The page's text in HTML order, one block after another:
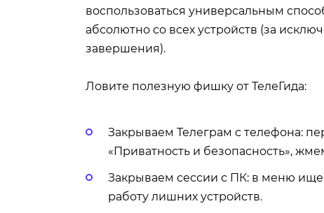
воспользоваться универсальным
абсолютно со всех устройств (за
завершения).
Ловите полезную фишку от ТелеГида:
Закрываем Телеграм с телефона:
«Приватность и безопасность»,
Закрываем сессии с ПК: в меню
работу лишних устройств.